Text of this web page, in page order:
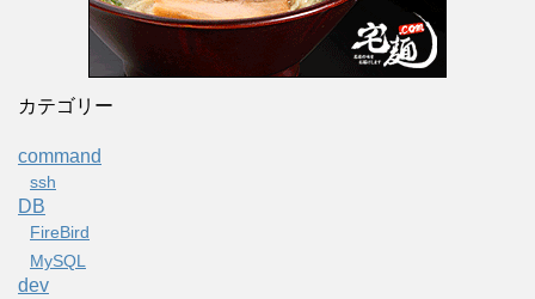
カテゴリー
command
ssh
DB
FireBird
MySQL
dev